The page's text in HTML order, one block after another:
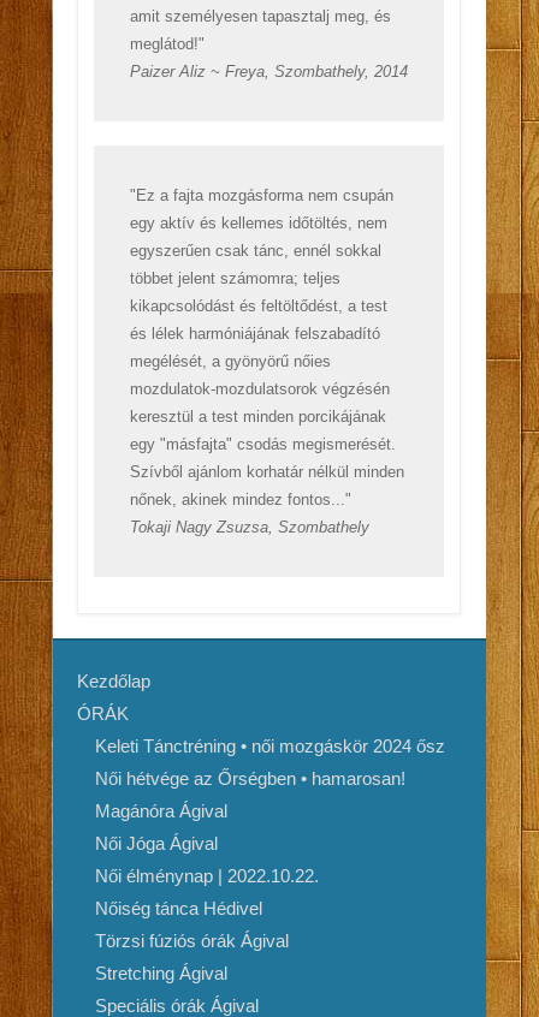
amit személyesen tapasztalj meg, és
meglátod!"
Paizer Aliz ~ Freya, Szombathely, 2014
"Ez a fajta mozgásforma nem csupán
egy aktív és kellemes időtöltés, nem
egyszerűen csak tánc, ennél sokkal
többet jelent számomra; teljes
kikapcsolódást és feltöltődést, a test
és lélek harmóniájának felszabadító
megélését, a gyönyörű nőies
mozdulatok-mozdulatsorok végzésén
keresztül a test minden porcikájának
egy "másfajta" csodás megismerését.
Szívből ajánlom korhatár nélkül minden
nőnek, akinek mindez fontos..."
Tokaji Nagy Zsuzsa, Szombathely
Kezdőlap
ÓRÁK
Keleti Tánctréning • női mozgáskör 2024 ősz
Női hétvége az Őrségben • hamarosan!
Magánóra Ágival
Női Jóga Ágival
Női élménynap | 2022.10.22.
Nőiség tánca Hédivel
Törzsi fúziós órák Ágival
Stretching Ágival
Speciális órák Ágival